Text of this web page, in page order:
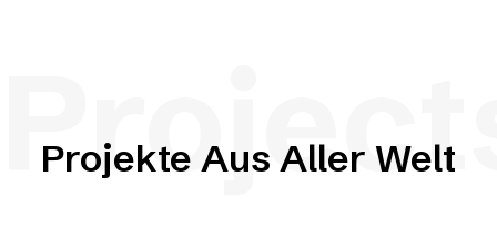
Projekte Aus Aller Welt